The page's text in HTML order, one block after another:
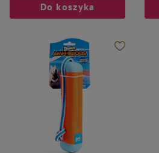
Do koszyka